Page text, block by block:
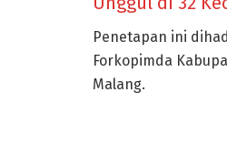
Penetapan ini
Forkopimda
Malang.